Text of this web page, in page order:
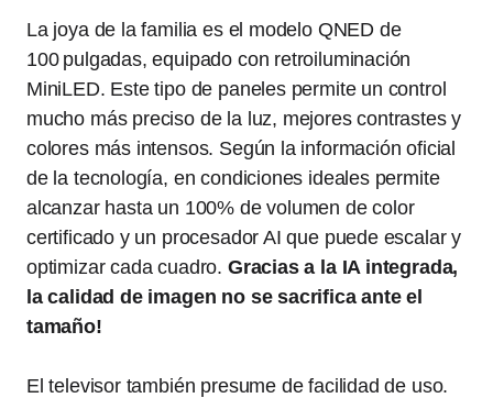
La joya de la familia es el modelo QNED de
100 pulgadas, equipado con retroiluminación
MiniLED. Este tipo de paneles permite un control
mucho más preciso de la luz, mejores contrastes y
colores más intensos. Según la información oficial
de la tecnología, en condiciones ideales permite
alcanzar hasta un 100% de volumen de color
certificado y un procesador AI que puede escalar y
optimizar cada cuadro. Gracias a la IA integrada,
la calidad de imagen no se sacrifica ante el
tamaño!
El televisor también presume de facilidad de uso.